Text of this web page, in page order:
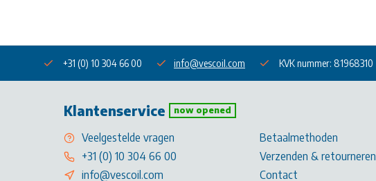
+31 (0) 10 304 66 00 info@vescoil.com KVK nummer: 81968310
Klantenservice now opened
Veelgestelde vragen
+31 (0) 10 304 66 00
info@vescoil.com
Betaalmethoden
Verzenden & retourneren
Contact